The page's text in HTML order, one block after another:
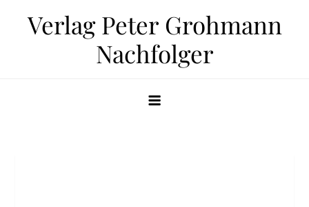
Verlag Peter Grohmann
Nachfolger